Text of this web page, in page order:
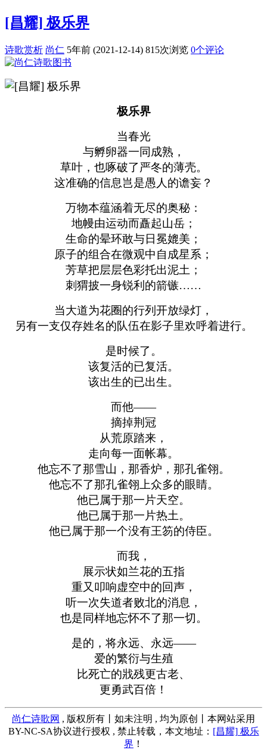
[昌耀] 极乐界
诗歌赏析 尚仁 5年前 (2021-12-14) 815次浏览 0个评论
极乐界
当春光
与孵卵器一同成熟，
草叶，也啄破了严冬的薄壳。
这准确的信息岂是愚人的谵妄？
万物本蕴涵着无尽的奥秘：
地幔由运动而矗起山岳；
生命的晕环敢与日冕媲美；
原子的组合在微观中自成星系；
芳草把层层色彩托出泥土；
刺猬披一身锐利的箭镞……
当大道为花圈的行列开放绿灯，
另有一支仅存姓名的队伍在影子里欢呼着进行。
是时候了。
该复活的已复活。
该出生的已出生。
而他——
摘掉荆冠
从荒原踏来，
走向每一面帐幕。
他忘不了那雪山，那香炉，那孔雀翎。
他忘不了那孔雀翎上众多的眼睛。
他已属于那一片天空。
他已属于那一片热土。
他已属于那一个没有王笏的侍臣。
而我，
展示状如兰花的五指
重又叩响虚空中的回声，
听一次失道者败北的消息，
也是同样地忘怀不了那一切。
是的，将永远、永远——
爱的繁衍与生殖
比死亡的戕残更古老、
更勇武百倍！
尚仁诗歌网 , 版权所有丨如未注明 , 均为原创丨本网站采用
BY-NC-SA协议进行授权 , 禁止转载，本文地址： [昌耀] 极乐
界 ！